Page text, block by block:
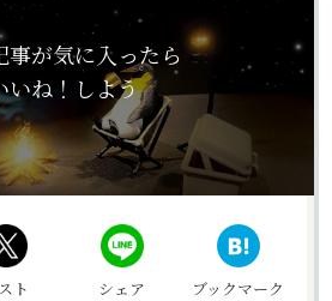
事が気に入ったら
いね！しよう
ト シェア ブックマーク